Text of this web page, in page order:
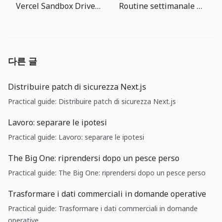
Vercel Sandbox Drives: i workspace persistenti diventano infrastruttura per agenti Routine settimanale per l’Enciclopedia dei Pesci di The Big One
다른 글
Distribuire patch di sicurezza Next.js
Practical guide: Distribuire patch di sicurezza Next.js
Lavoro: separare le ipotesi
Practical guide: Lavoro: separare le ipotesi
The Big One: riprendersi dopo un pesce perso
Practical guide: The Big One: riprendersi dopo un pesce perso
Trasformare i dati commerciali in domande operative
Practical guide: Trasformare i dati commerciali in domande